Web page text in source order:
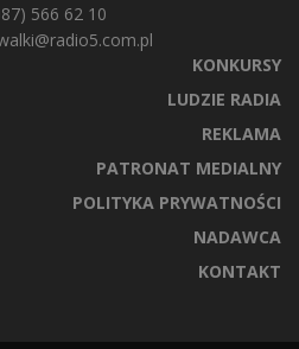
566 62 10
KONKURSY
LUDZIE RADIA
REKLAMA
PATRONAT MEDIALNY
POLITYKA PRYWATNOŚCI
NADAWCA
KONTAKT